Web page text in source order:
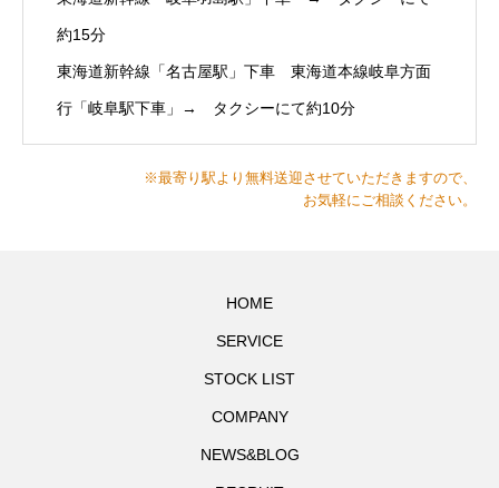
約15分
東海道新幹線「名古屋駅」下車 東海道本線岐阜方面
行「岐阜駅下車」→ タクシーにて約10分
※最寄り駅より無料送迎させていただきますので、
お気軽にご相談ください。
HOME
SERVICE
STOCK LIST
COMPANY
NEWS&BLOG